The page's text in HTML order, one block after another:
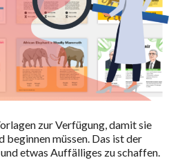
zur Verfügung, damit sie
beginnen müssen. Das ist der
etwas Auffälliges zu schaffen.